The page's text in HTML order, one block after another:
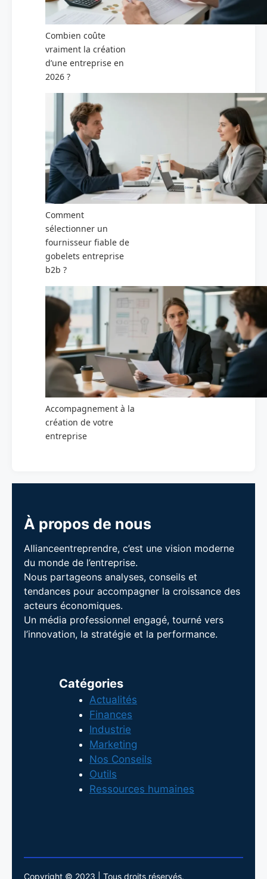
Combien coûte
vraiment la création
d’une entreprise en
2026 ?
Comment
sélectionner un
fournisseur fiable de
gobelets entreprise
b2b ?
Accompagnement à la
création de votre
entreprise
À propos de nous
Allianceentreprendre, c’est une vision moderne
du monde de l’entreprise.
Nous partageons analyses, conseils et
tendances pour accompagner la croissance des
acteurs économiques.
Un média professionnel engagé, tourné vers
l’innovation, la stratégie et la performance.
Catégories
Actualités
Finances
Industrie
Marketing
Nos Conseils
Outils
Ressources humaines
Copyright © 2023 | Tous droits réservés.